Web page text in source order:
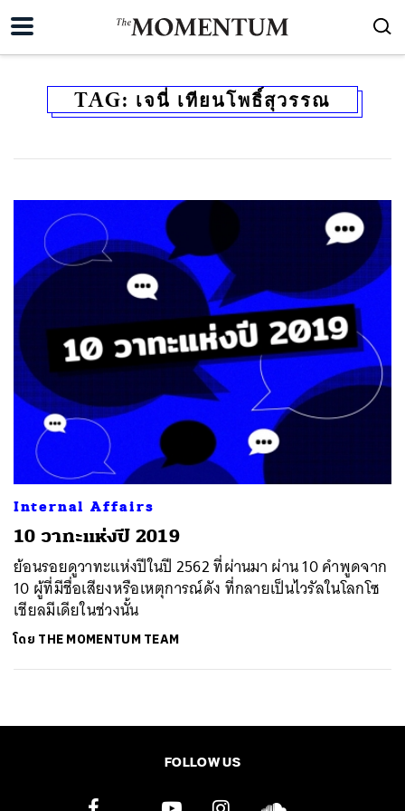
TAG: เจนี่ เทียนโพธิ์สุวรรณ
Internal Affairs
10 วาทะแห่งปี 2019
ย้อนรอยดูวาทะแห่งปีในปี 2562 ที่ผ่านมา ผ่าน 10 คำพูดจาก
10 ผู้ที่มีชื่อเสียงหรือเหตุการณ์ดัง ที่กลายเป็นไวรัลในโลกโซ
เชียลมีเดียในช่วงนั้น
โดย THE MOMENTUM TEAM
FOLLOW US
ค้นหา
SHARE TWEET LINE EMAIL